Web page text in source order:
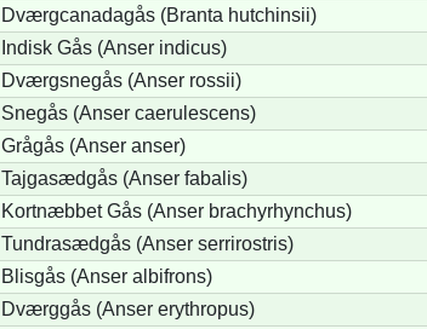
Dværgcanadagås (Branta hutchinsii)
Indisk Gås (Anser indicus)
Dværgsnegås (Anser rossii)
Snegås (Anser caerulescens)
Grågås (Anser anser)
Tajgasædgås (Anser fabalis)
Kortnæbbet Gås (Anser brachyrhynchus)
Tundrasædgås (Anser serrirostris)
Blisgås (Anser albifrons)
Dværggås (Anser erythropus)